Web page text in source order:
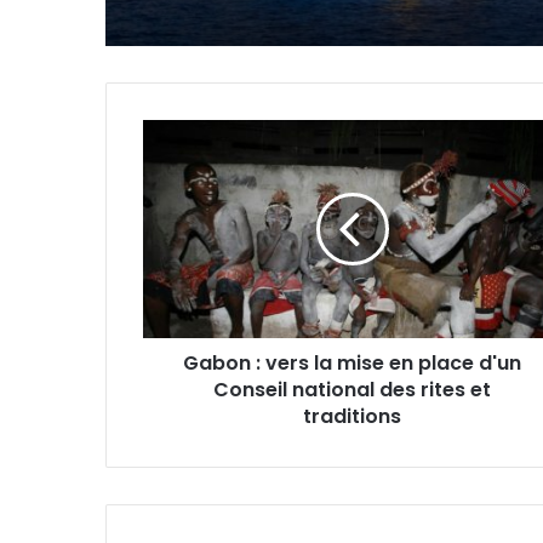
la
mise
place
Conseil
national
traditions
Gabon : vers la mise en place d'un
Conseil national des rites et
traditions